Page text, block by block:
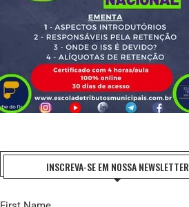
INSCREVA-SE EM NOSSA NEWSLETTER